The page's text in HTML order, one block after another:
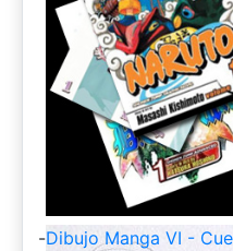
-Dibujo Manga VI -